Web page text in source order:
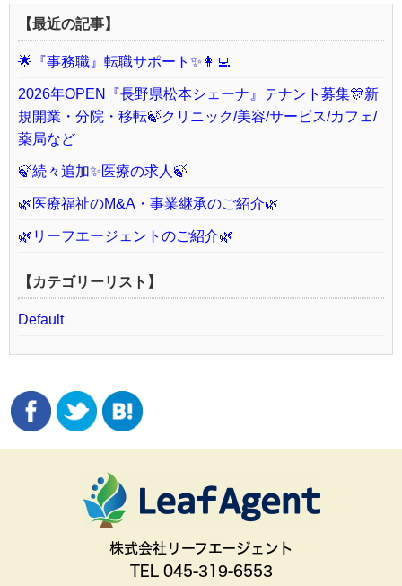
【最近の記事】
🌟『事務職』転職サポート✨👩‍💻
2026年OPEN『長野県松本シェーナ』テナント募集🎊新
規開業・分院・移転🍃クリニック/美容/サービス/カフェ/
薬局など
🍃続々追加✨医療の求人🍃
🌿医療福祉のM&A・事業継承のご紹介🌿
🌿リーフエージェントのご紹介🌿
【カテゴリーリスト】
Default
株式会社リーフエージェント
TEL 045-319-6553